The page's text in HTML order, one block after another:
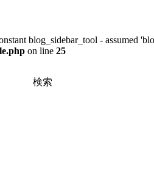
blog_sidebar_tool - assumed
on line 25